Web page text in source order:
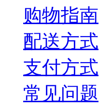
购物指南
配送方式
支付方式
常见问题